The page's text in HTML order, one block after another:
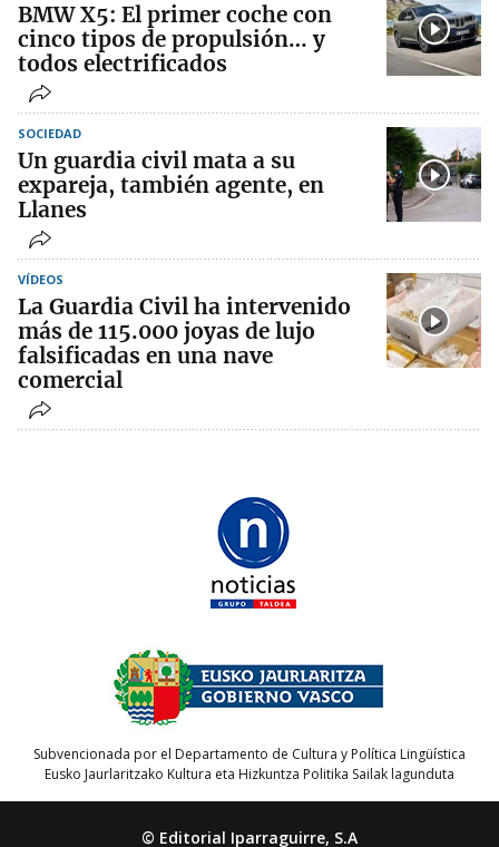
BMW X5: El primer coche con
cinco tipos de propulsión… y
todos electrificados
SOCIEDAD
Un guardia civil mata a su
expareja, también agente, en
Llanes
VÍDEOS
La Guardia Civil ha intervenido
más de 115.000 joyas de lujo
falsificadas en una nave
comercial
Subvencionada por el Departamento de Cultura y Política Lingüística
Eusko Jaurlaritzako Kultura eta Hizkuntza Politika Sailak lagunduta
© Editorial Iparraguirre, S.A